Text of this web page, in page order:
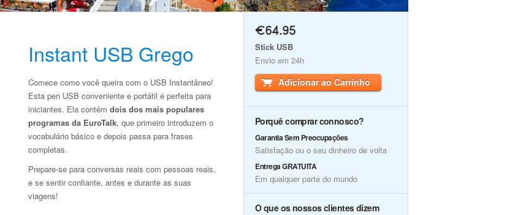
Instant USB Grego
Comece como você queira com o USB Instantâneo!
Esta pen USB conveniente e portátil é perfeita para
iniciantes. Ela contém dois dos mais populares
programas da EuroTalk, que primeiro introduzem o
vocabulário básico e depois passa para frases
completas.
Prepare-se para conversas reais com pessoas reais,
e se sentir confiante, antes e durante as suas
viagens!
€64.95
Stick USB
Envio em 24h
Adicionar ao Carrinho
Porquê comprar connosco?
Garantia Sem Preocupações
Satisfação ou o seu dinheiro de volta
Entrega GRATUITA
Em qualquer parte do mundo
O que os nossos clientes dizem